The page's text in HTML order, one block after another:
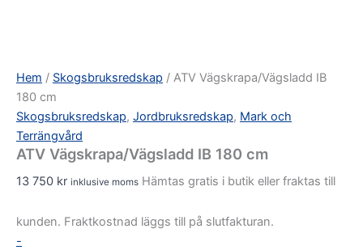
Hem / Skogsbruksredskap / ATV Vägskrapa/Vägsladd IB
180 cm
Skogsbruksredskap, Jordbruksredskap, Mark och
Terrängvård
ATV Vägskrapa/Vägsladd IB 180 cm
13 750 kr inklusive moms Hämtas gratis i butik eller fraktas till
kunden. Fraktkostnad läggs till på slutfakturan.
-